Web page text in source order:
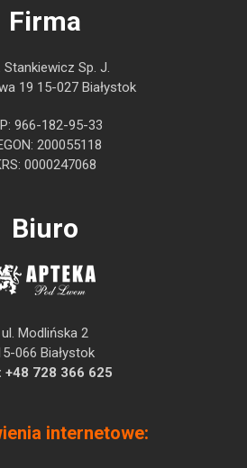
Firma
Stankiewicz Sp. J.
19 15-027 Białystok
966-182-95-33
200055118
0000247068
Biuro
ul. Modlińska 2
066 Białystok
+48 728 366 625
internetowe: